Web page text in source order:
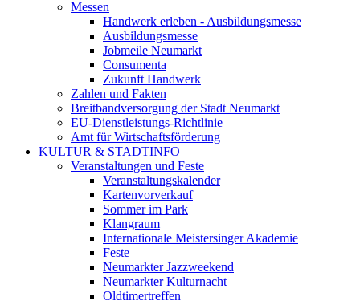
Messen
Handwerk erleben - Ausbildungsmesse
Ausbildungsmesse
Jobmeile Neumarkt
Consumenta
Zukunft Handwerk
Zahlen und Fakten
Breitbandversorgung der Stadt Neumarkt
EU-Dienstleistungs-Richtlinie
Amt für Wirtschaftsförderung
KULTUR & STADTINFO
Veranstaltungen und Feste
Veranstaltungskalender
Kartenvorverkauf
Sommer im Park
Klangraum
Internationale Meistersinger Akademie
Feste
Neumarkter Jazzweekend
Neumarkter Kulturnacht
Oldtimertreffen